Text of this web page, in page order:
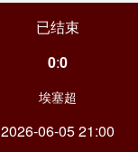
已结束
0:0
埃塞超
2026-06-05 21:00